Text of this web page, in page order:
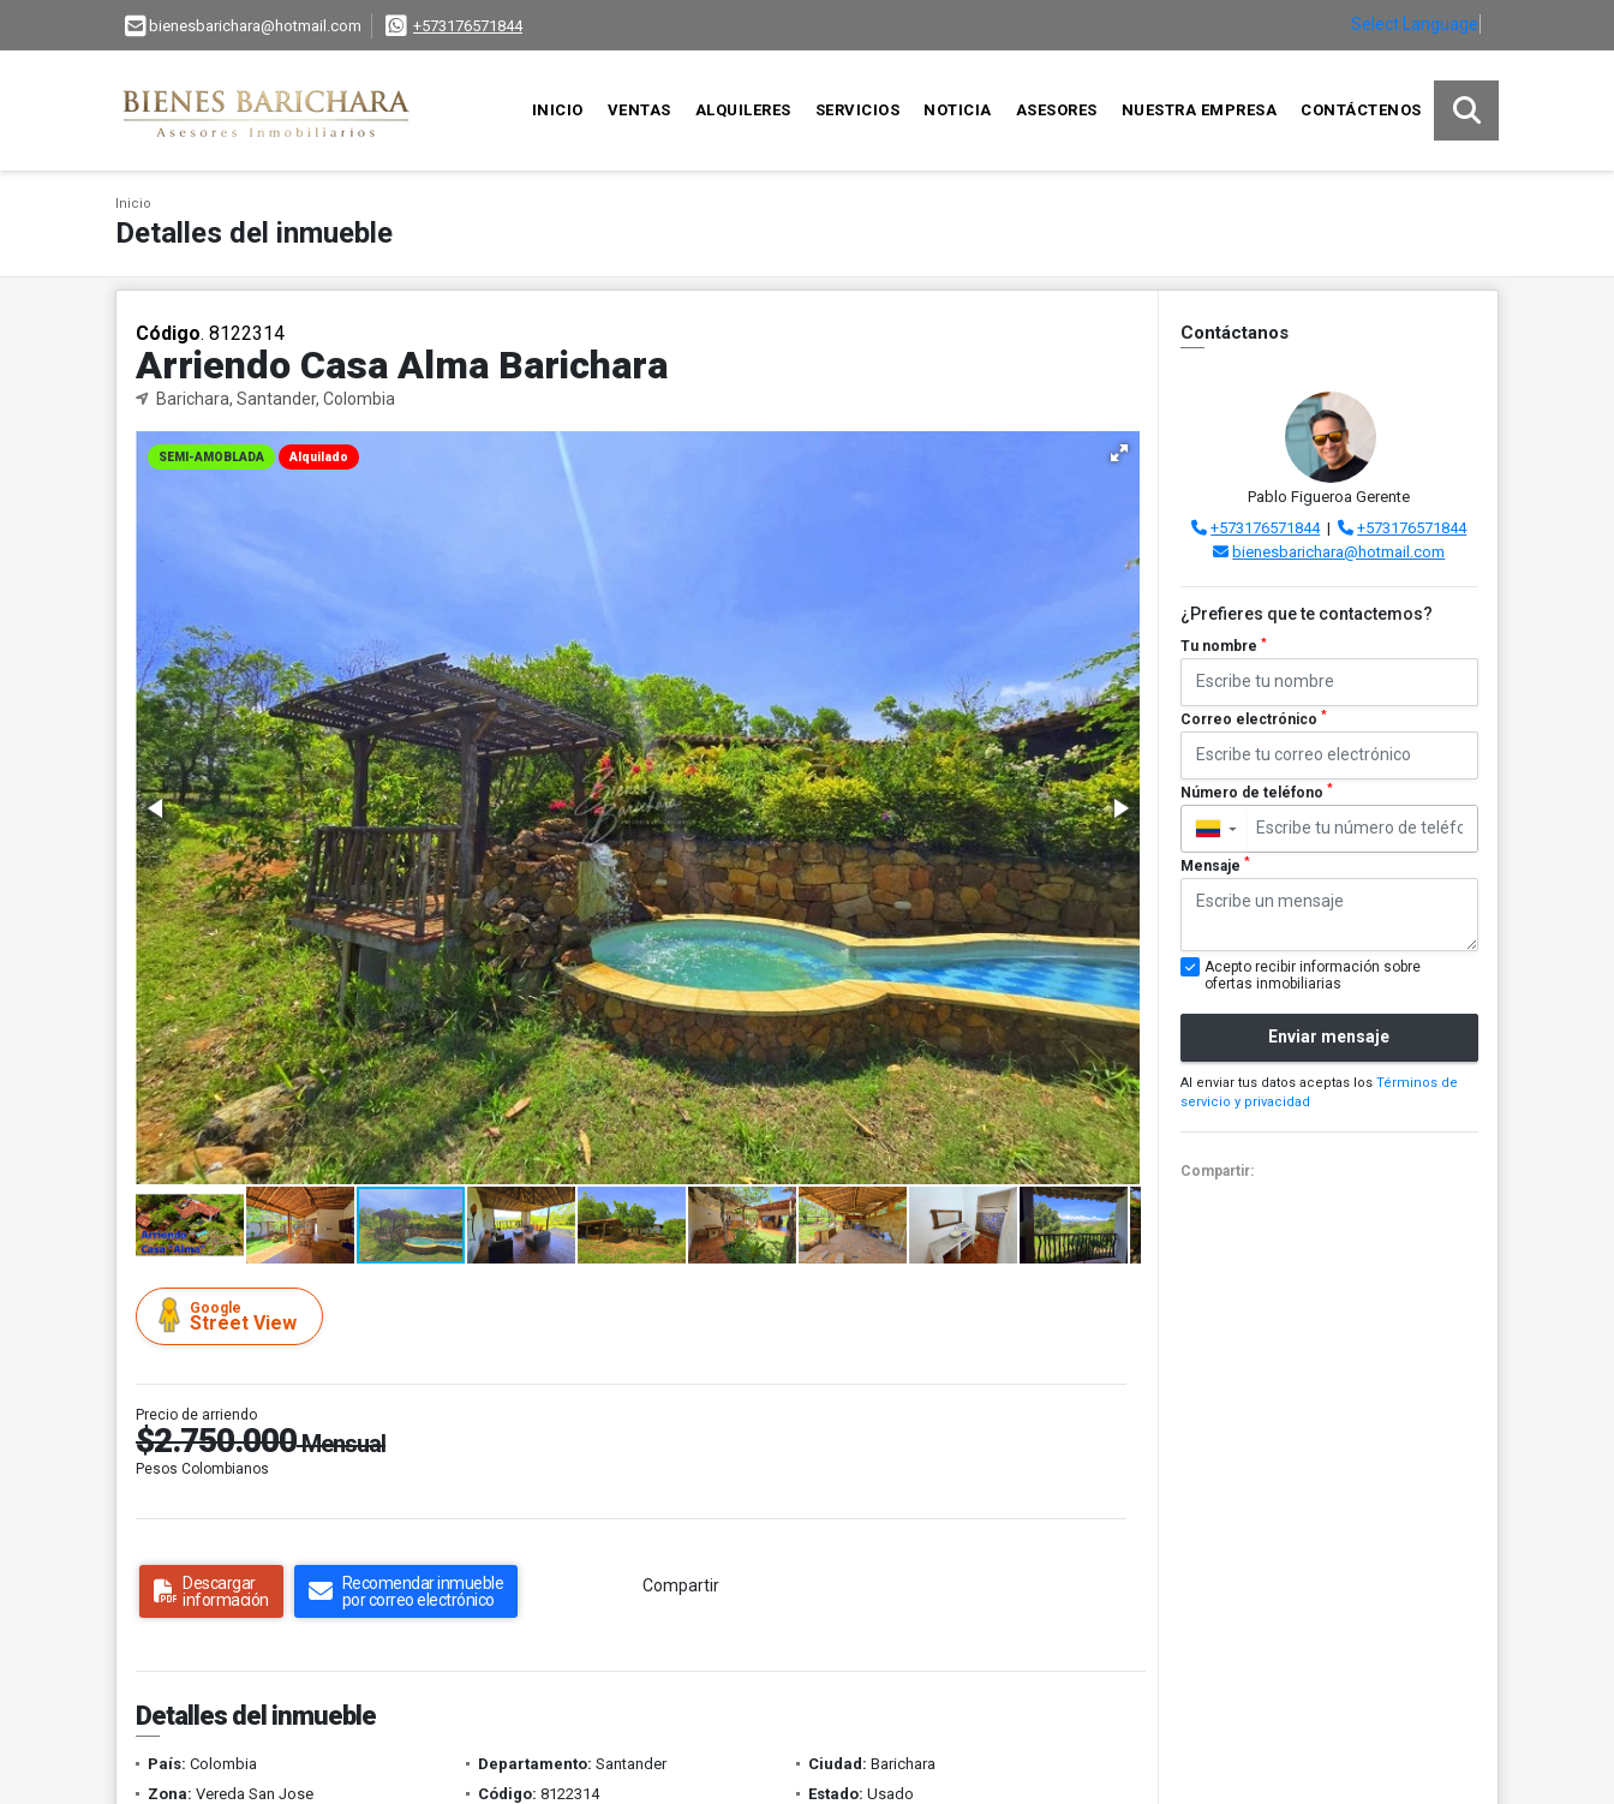
bienesbarichara@hotmail.com +573176571844 Select Language
INICIO VENTAS ALQUILERES SERVICIOS NOTICIA ASESORES NUESTRA EMPRESA CONTÁCTENOS
Inicio
Detalles del inmueble
Código. 8122314
Arriendo Casa Alma Barichara
Barichara, Santander, Colombia
SEMI-AMOBLADA Alquilado
Google
Street View
Precio de arriendo
$2.750.000Mensual
Pesos Colombianos
Descargar
información
Recomendar inmueble
por correo electrónico
Compartir
Detalles del inmueble
País: Colombia Departamento: Santander Ciudad: Barichara
Zona: Vereda San Jose Código: 8122314 Estado: Usado
Contáctanos
Pablo Figueroa Gerente
+573176571844|
+573176571844
bienesbarichara@hotmail.com
¿Prefieres que te contactemos?
Tu nombre *
Correo electrónico *
Número de teléfono *
▼
Mensaje *
Acepto recibir información sobre
ofertas inmobiliarias
Enviar mensaje
Al enviar tus datos aceptas los Términos de
servicio y privacidad
Compartir: